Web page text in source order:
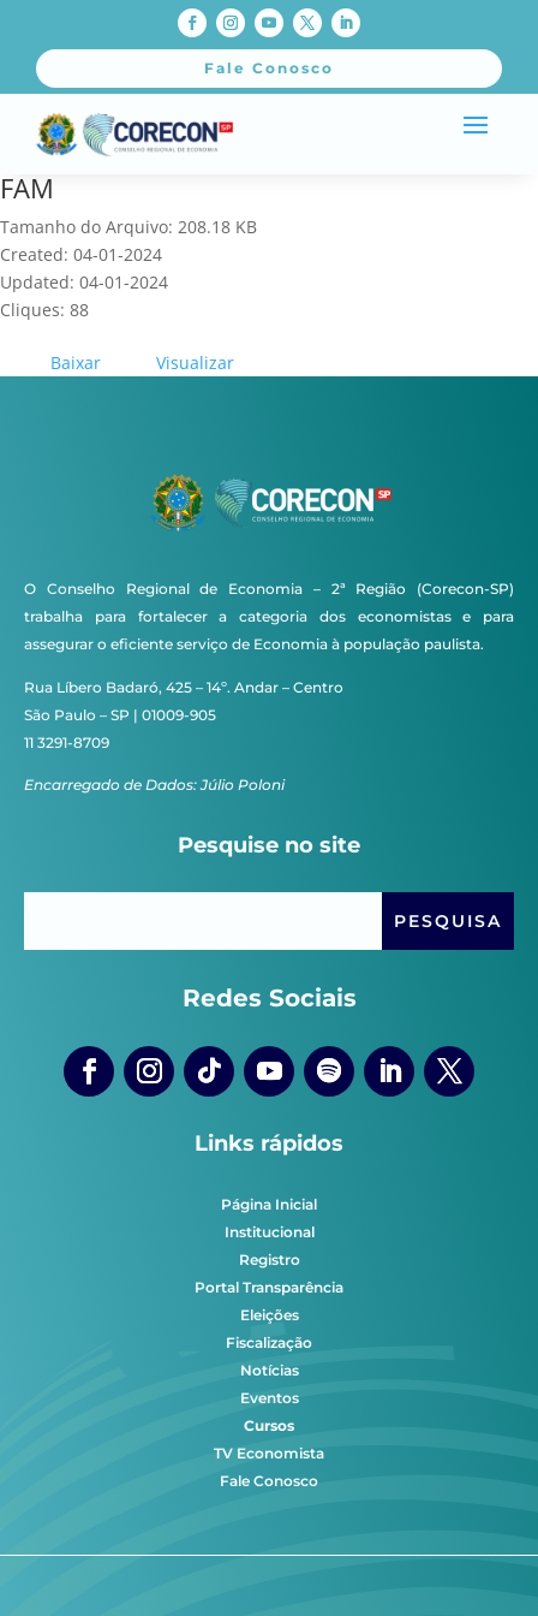
Fale Conosco
FAM
Tamanho do Arquivo: 208.18 KB
Created: 04-01-2024
Updated: 04-01-2024
Cliques: 88
Baixar Visualizar
O Conselho Regional de Economia – 2ª Região (Corecon-SP)
trabalha para fortalecer a categoria dos economistas e para
assegurar o eficiente serviço de Economia à população paulista.
Rua Líbero Badaró, 425 – 14º. Andar – Centro
São Paulo – SP | 01009-905
11 3291-8709
Encarregado de Dados: Júlio Poloni
Pesquise no site
Redes Sociais
Links rápidos
Página Inicial
Institucional
Registro
Portal Transparência
Eleições
Fiscalização
Notícias
Eventos
Cursos
TV Economista
Fale Conosco